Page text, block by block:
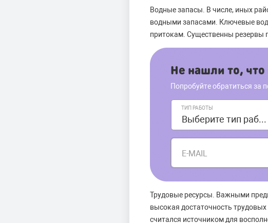
Водные запасы. В числе, иных
водными запасами. Ключевые
притокам. Существенны резервы
Не нашли то, что
Попробуйте обратиться
ТИП РАБОТЫ
Выберите тип работы
E-MAIL
Трудовые ресурсы. Важными
высокая достаточность
считался источником для